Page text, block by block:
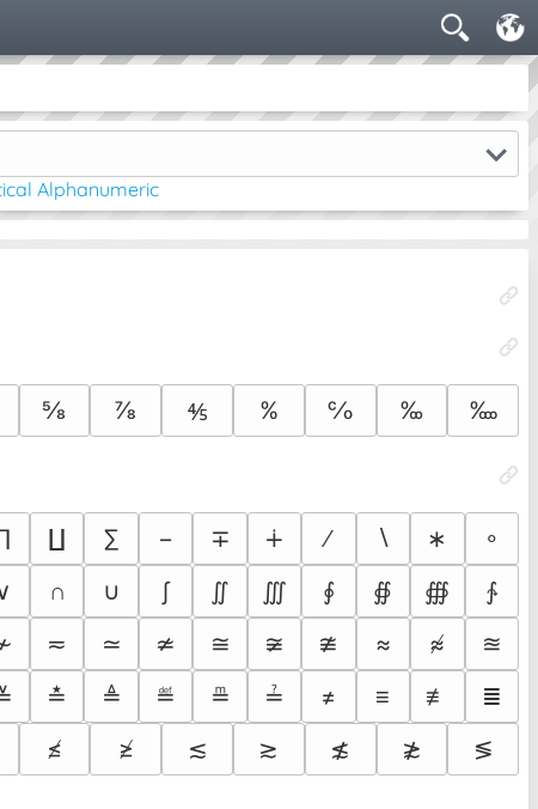
Alphanumeric
⅝ ⅞ ⅘ % ℅ ‰ ‱
∐ ∑ − ∓ ∔ ∕ ∖ ∗
∘
∩ ∪ ∫ ∬ ∭ ∮ ∯ ∰
∱
≂ ≃ ≄ ≅ ≆ ≇ ≈ ≉
≊
≛ ≜ ≝ ≞ ≟ ≠ ≡ ≢
≣
≰ ≱ ≲ ≳ ≴ ≵ ≶